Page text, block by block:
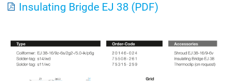
Insulating Brigde EJ 38 (PDF)